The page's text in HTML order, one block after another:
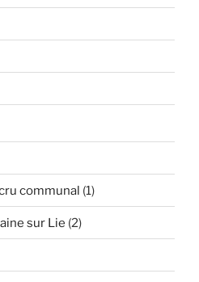
communal 11
produit
sur Lie 22
produits